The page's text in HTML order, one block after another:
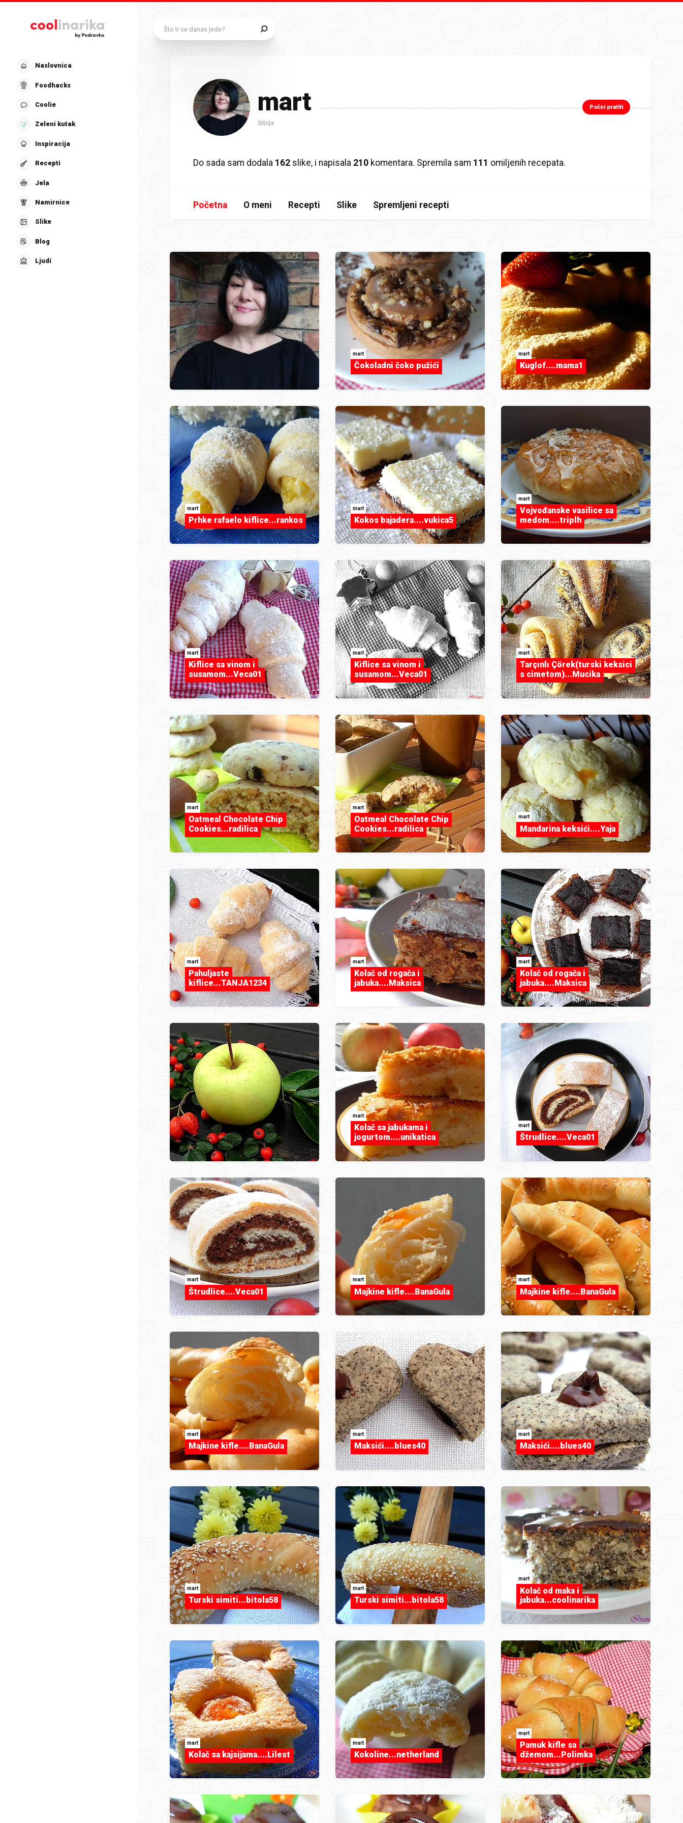
Naslovnica
Foodhacks
Coolie
Zeleni kutak
Inspiracija
Recepti
Jela
Namirnice
Slike
Blog
Ljudi
mart
Srbija
Počni pratiti
Do sada sam dodala 162 slike, i napisala 210 komentara. Spremila sam 111 omiljenih recepata.
Početna O meni Recepti Slike Spremljeni recepti
mart
Čokoladni čoko pužići
mart
Kuglof....mama1
mart
Prhke rafaelo kiflice...rankos
mart
Kokos bajadera....vukica5
mart
Vojvođanske vasilice sa
medom....triplh
mart
Kiflice sa vinom i
susamom...Veca01
mart
Kiflice sa vinom i
susamom...Veca01
mart
Tarçınlı Çörek(turski keksici
s cimetom)...Mucika
mart
Oatmeal Chocolate Chip
Cookies...radilica
mart
Oatmeal Chocolate Chip
Cookies...radilica
mart
Mandarina keksići....Yaja
mart
Pahuljaste
kiflice...TANJA1234
mart
Kolač od rogača i
jabuka....Maksica
mart
Kolač od rogača i
jabuka....Maksica
mart
Kolač sa jabukama i
jogurtom....unikatica
mart
Štrudlice....Veca01
mart
Štrudlice....Veca01
mart
Majkine kifle....BanaGula
mart
Majkine kifle....BanaGula
mart
Majkine kifle....BanaGula
mart
Maksići....blues40
mart
Maksići....blues40
mart
Turski simiti...bitola58
mart
Turski simiti...bitola58
mart
Kolač od maka i
jabuka...coolinarika
mart
Kolač sa kajsijama....Lilest
mart
Kokoline...netherland
mart
Pamuk kifle sa
džemom...Polimka
Što ti se danas jede?